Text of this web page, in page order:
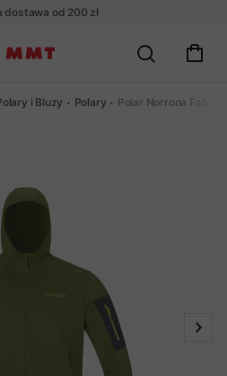
dostawa od 200 zł
i Bluzy Polary Polar Norrona